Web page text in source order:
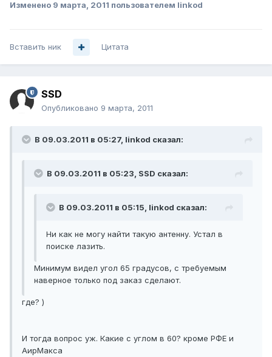
Изменено 9 марта, 2011 пользователем linkod
Вставить ник Цитата
SSD
Опубликовано 9 марта, 2011
В 09.03.2011 в 05:27, linkod сказал:
В 09.03.2011 в 05:23, SSD сказал:
В 09.03.2011 в 05:15, linkod сказал:
Ни как не могу найти такую антенну. Устал в
поиске лазить.
Минимум видел угол 65 градусов, с требуемым
наверное только под заказ сделают.
где? )
И тогда вопрос уж. Какие с углом в 60? кроме РФЕ и
АирМакса